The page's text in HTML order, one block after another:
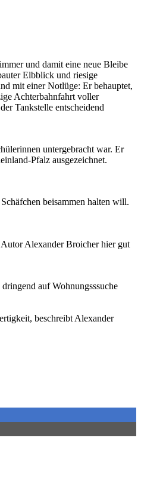
und damit eine neue Bleibe
Elbblick und riesige
mit einer Notlüge: Er behauptet,
Achterbahnfahrt voller
Tankstelle entscheidend
untergebracht war. Er
Pfalz ausgezeichnet.
beisammen halten will.
Alexander Broicher hier gut
auf Wohnungsssuche
beschreibt Alexander